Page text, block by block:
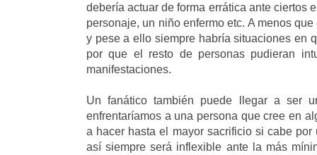
debería actuar de forma errática ante ciertos
personaje, un niño enfermo etc. A menos
y pese a ello siempre habría situaciones en
por que el resto de personas pudieran
manifestaciones.
Un fanático también puede llegar a ser
enfrentaríamos a una persona que cree en
a hacer hasta el mayor sacrificio si cabe
así siempre será inflexible ante la más